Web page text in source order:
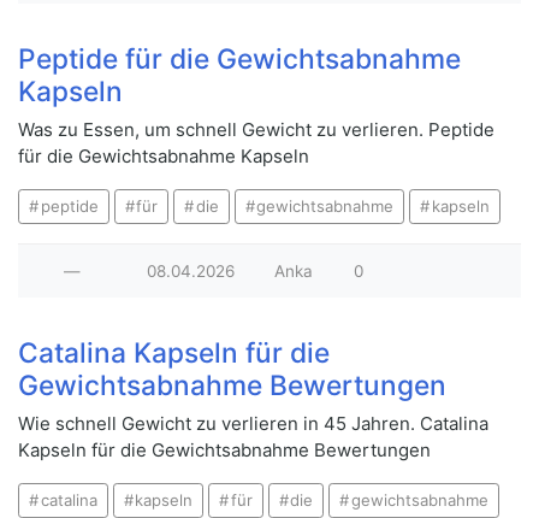
Peptide für die Gewichtsabnahme
Kapseln
Was zu Essen, um schnell Gewicht zu verlieren. Peptide
für die Gewichtsabnahme Kapseln
peptide für die gewichtsabnahme kapseln
— 08.04.2026 Anka 0
Catalina Kapseln für die
Gewichtsabnahme Bewertungen
Wie schnell Gewicht zu verlieren in 45 Jahren. Catalina
Kapseln für die Gewichtsabnahme Bewertungen
catalina kapseln für die gewichtsabnahme